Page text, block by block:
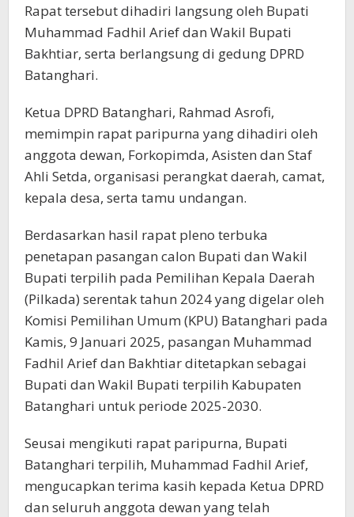
Rapat tersebut dihadiri langsung oleh Bupati
Muhammad Fadhil Arief dan Wakil Bupati
Bakhtiar, serta berlangsung di gedung DPRD
Batanghari.
Ketua DPRD Batanghari, Rahmad Asrofi,
memimpin rapat paripurna yang dihadiri oleh
anggota dewan, Forkopimda, Asisten dan Staf
Ahli Setda, organisasi perangkat daerah, camat,
kepala desa, serta tamu undangan.
Berdasarkan hasil rapat pleno terbuka
penetapan pasangan calon Bupati dan Wakil
Bupati terpilih pada Pemilihan Kepala Daerah
(Pilkada) serentak tahun 2024 yang digelar oleh
Komisi Pemilihan Umum (KPU) Batanghari pada
Kamis, 9 Januari 2025, pasangan Muhammad
Fadhil Arief dan Bakhtiar ditetapkan sebagai
Bupati dan Wakil Bupati terpilih Kabupaten
Batanghari untuk periode 2025-2030.
Seusai mengikuti rapat paripurna, Bupati
Batanghari terpilih, Muhammad Fadhil Arief,
mengucapkan terima kasih kepada Ketua DPRD
dan seluruh anggota dewan yang telah